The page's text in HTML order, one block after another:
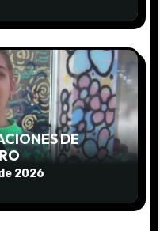
DE
2026